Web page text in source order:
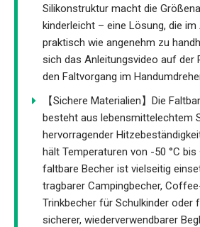
Silikonstruktur macht die
kinderleicht – eine Lösung, die
praktisch wie angenehm zu
sich das Anleitungsvideo auf der
den Faltvorgang im
【Sichere Materialien】Die
besteht aus lebensmittelechtem
hervorragender
hält Temperaturen von -50 °C bis
faltbare Becher ist vielseitig
tragbarer Campingbecher,
Trinkbecher für Schulkinder oder
sicherer, wiederverwendbarer